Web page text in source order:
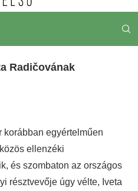
Radičovának
korábban egyértelműen
ellenzéki
és szombaton az országos
résztvevője úgy vélte, Iveta